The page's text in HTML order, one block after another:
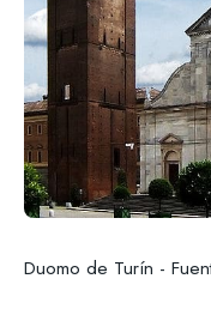
Duomo de Turín -